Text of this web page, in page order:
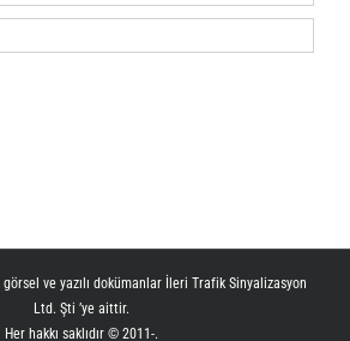
ve yazılı dokümanlar İleri Trafik Sinyalizasyon
Ltd. Şti ’ye aittir.
Her hakkı saklıdır © 2011-.